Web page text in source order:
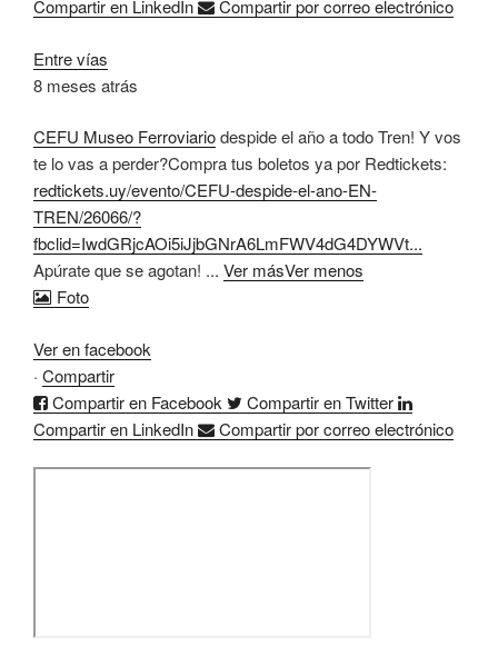
Compartir en LinkedIn
Compartir por correo electrónico
Entre vías
8 meses atrás
CEFU Museo Ferroviariodespide el año a todo Tren! Y vos
te lo vas a perder?Compra tus boletos ya por Redtickets:
redtickets.uy/evento/CEFU-despide-el-ano-EN-
TREN/26066/?
fbclid=IwdGRjcAOi5iJjbGNrA6LmFWV4dG4DYWVt...
Apúrate que se agotan! ... Ver másVer menos
Foto
Ver en facebook
· Compartir
Compartir en Facebook
Compartir en Twitter
Compartir en LinkedIn
Compartir por correo electrónico